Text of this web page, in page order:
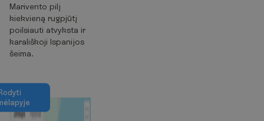
Marivento pilį
kiekvieną rugpjūtį
poilsiauti atvyksta ir
karališkoji Ispanijos
šeima.
odyti
ėlapyje